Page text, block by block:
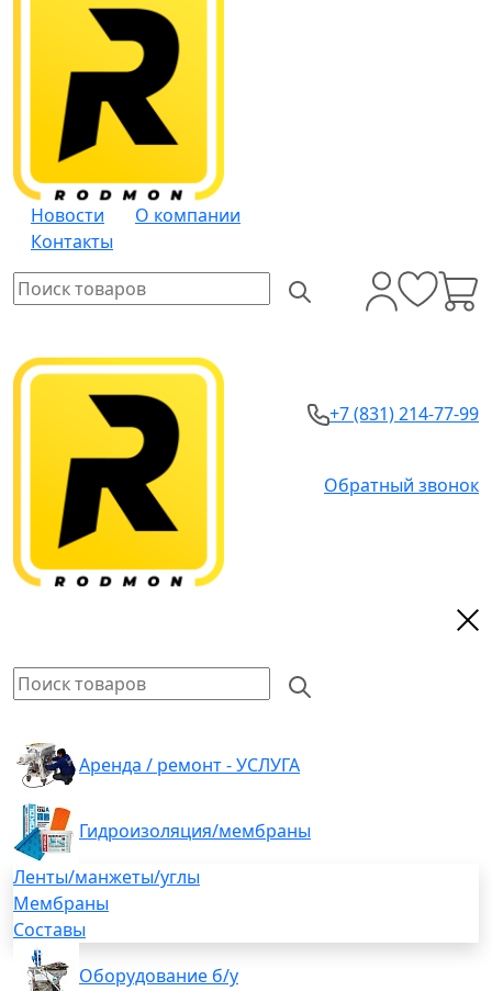
Новости
О компании
Контакты
+7 (831) 214-77-99
Обратный звонок
Аренда / ремонт - УСЛУГА
Гидроизоляция/мембраны
Ленты/манжеты/углы
Мембраны
Составы
Оборудование б/у